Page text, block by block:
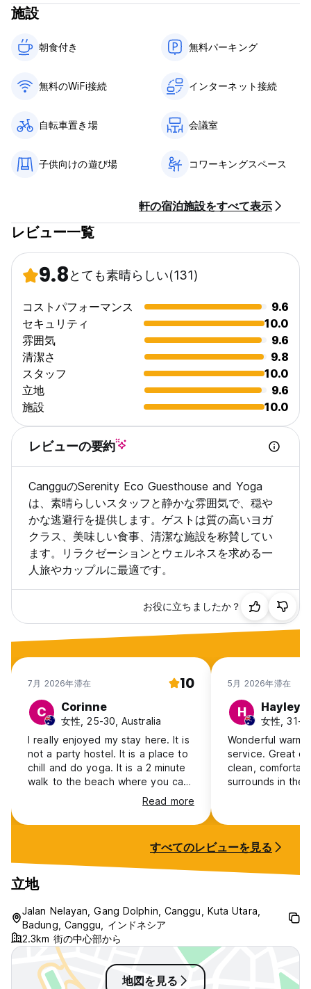
アウト時間を過ぎてオーバーステイした場合、レイト チェックア
ウト料金を請求する権利を有します。
フロントは24時間営業です
- 門限はありません。午後 10 時以降は、眠っている他のお客様
お子様は大好きですが、10歳未満の方のご宿泊はお断りしており
ます。
Serenity and Branches は禁煙およびアルコール禁止ゾーンで
す。喫煙したい場合は、指定されたゾーンで行ってください。屋
外でのペットの同伴は禁止されています。
保険はありません。
Serenity の建築スタイルは、環境に優しい天然素材を模倣し、可
能な限りリサイクルされた材料を使用して建てられています。調
整には十分な注意を払い、足元に注意してください。 (Auto-
translated from original language)
施設
朝食付き‎ 無料パーキング
無料のWiFi接続 インターネット接続
自転車置き場 会議室
子供向けの遊び場 コワーキングスペース
軒の宿泊施設をすべて表示
レビュー一覧
9.8とても素晴らしい(131)
コストパフォーマンス
9.6
セキュリティ
10.0
雰囲気
9.6
清潔さ
9.8
スタッフ
10.0
立地
9.6
施設
10.0
レビューの要約
CangguのSerenity Eco Guesthouse and Yoga
は、素晴らしいスタッフと静かな雰囲気で、穏や
かな逃避行を提供します。ゲストは質の高いヨガ
クラス、美味しい食事、清潔な施設を称賛してい
ます。リラクゼーションとウェルネスを求める一
人旅やカップルに最適です。
お役に立ちましたか？
7月 2026年滞在 10
C Corinne
女性, 25-30, Australia
I really enjoyed my stay here. It is
not a party hostel. It is a place to
chill and do yoga. It is a 2 minute
walk to the beach where you can
surf every day. The breakfast is
diverse and great quality. Staff
are lovely.
Read more
5月 2026年滞在
H Hayley
女性, 31-
Wonderful warm
service. Great
clean,
surrounds in the
Thanks Serenity
すべてのレビューを見る
立地
Jalan Nelayan, Gang Dolphin, Canggu, Kuta Utara,
Badung, Canggu, インドネシア
2.3km 街の中心部から
地図を見る